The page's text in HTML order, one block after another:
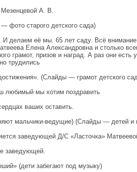
Мезенцевой А. В.
фото старого детского сада)
делаем её мы. 65 лет саду. Всё внимание
Елена Александровна и столько
грамот, призов и наград. А раз они есть
трудились
(Слайды — грамот детского
любимый мы хотим поздравить
ваших оставить.
мальчики-ведущие) (Слайды — детей и
заведующей Д/С «Ласточка»
заведующей.
(дети забегают под музыку)